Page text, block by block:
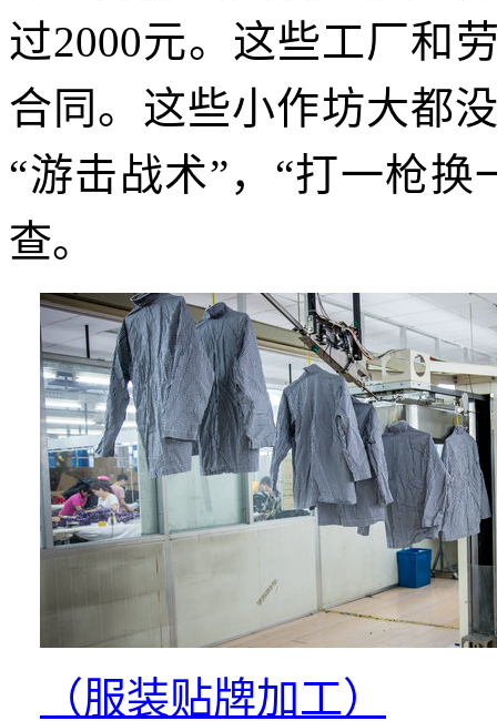
过2000元。这些工厂和
合同。这些小作坊大都
“游击战术”，“打一枪
查。
（服装贴牌加工）